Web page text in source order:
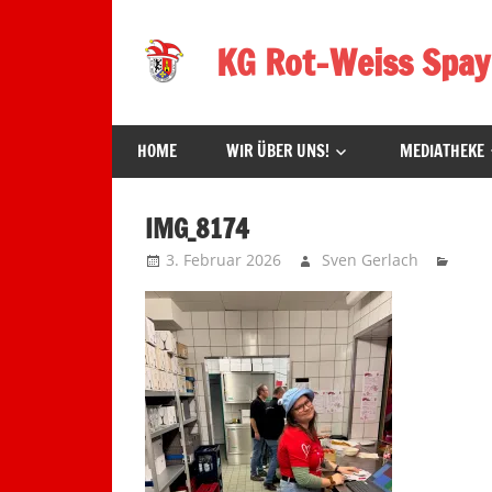
Inhalt
springen
KG Rot-Weiss
in
Spay!
HOME WIR ÜBER UNS! MEDIATHEKE
IMG_8174
3. Februar 2026 Sven Gerlach